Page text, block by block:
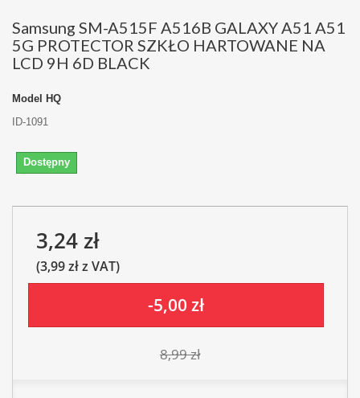
Samsung SM-A515F A516B GALAXY A51 A51
5G PROTECTOR SZKŁO HARTOWANE NA
LCD 9H 6D BLACK
Model
HQ
ID-1091
Dostępny
3,24 zł
(3,99 zł z VAT)
-5,00 zł
8,99 zł